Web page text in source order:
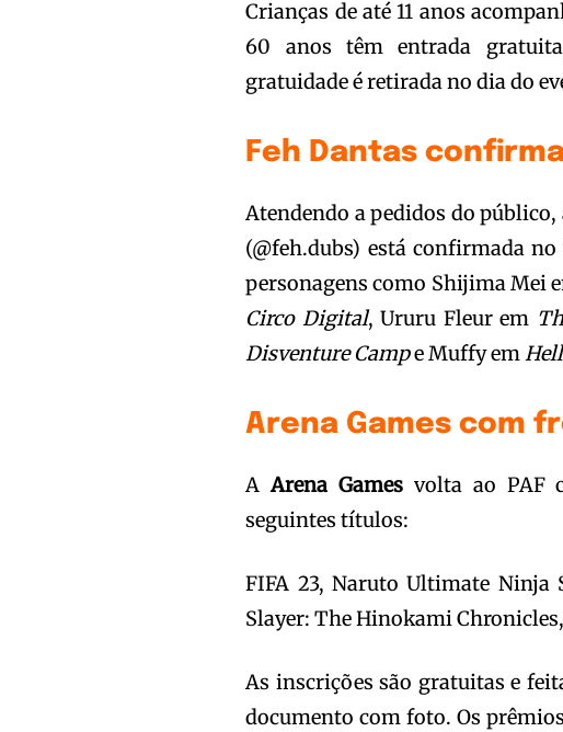
Crianças de até 11 anos
60 anos têm entrada
gratuidade é retirada no dia do
Feh Dantas
Atendendo a pedidos do
(@feh.dubs) está confirmada
personagens como Shijima Mei
Circo Digital, Ururu Fleur em
Disventure Campe Muffy em
Arena Games com
AArena Games volta ao PAF
seguintes títulos:
FIFA 23, Naruto Ultimate Ninja
Slayer: The Hinokami
As inscrições são gratuitas e
documento com foto. Os